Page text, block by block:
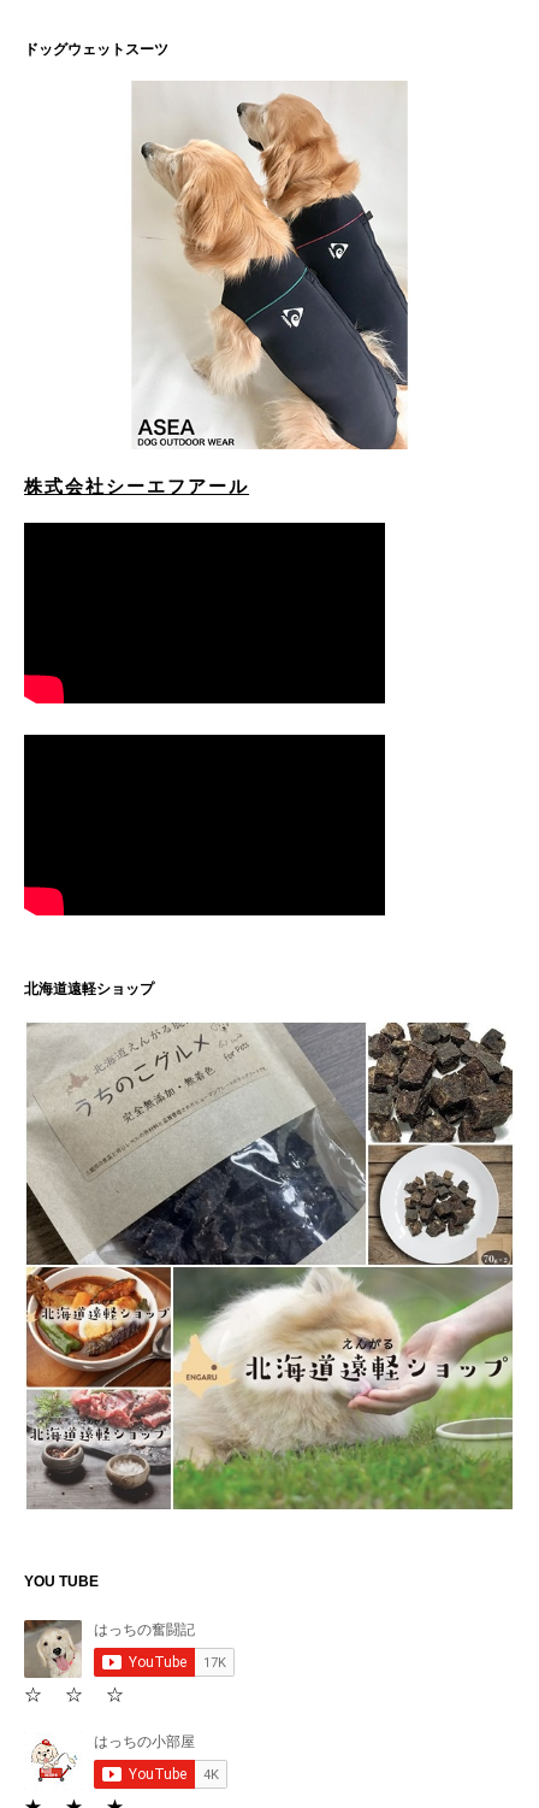
ドッグウェットスーツ
株式会社シーエフアール
北海道遠軽ショップ
YOU TUBE
☆ ☆ ☆